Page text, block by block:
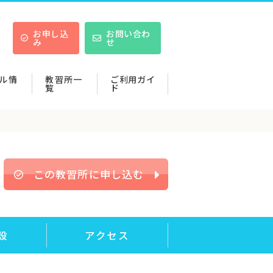
お申し込
み
お問い合わ
せ
情 教習所一
覧
ご利用ガイ
ド
この教習所に申し込む
アクセス